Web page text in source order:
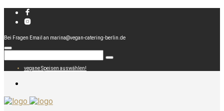
Bei Fragen Email an marina@vegan-catering-berlin.de
vegane Speisen auswählen!